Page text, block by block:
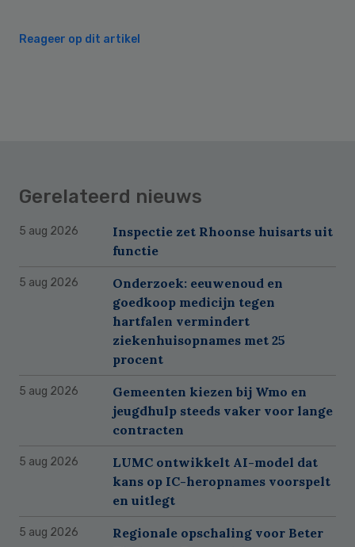
Reageer op dit artikel
Gerelateerd nieuws
5 aug 2026
Inspectie zet Rhoonse huisarts uit
functie
5 aug 2026
Onderzoek: eeuwenoud en
goedkoop medicijn tegen
hartfalen vermindert
ziekenhuisopnames met 25
procent
5 aug 2026
Gemeenten kiezen bij Wmo en
jeugdhulp steeds vaker voor lange
contracten
5 aug 2026
LUMC ontwikkelt AI-model dat
kans op IC-heropnames voorspelt
en uitlegt
5 aug 2026
Regionale opschaling voor Beter